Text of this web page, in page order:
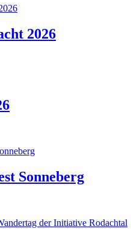
2026
Sonneberg